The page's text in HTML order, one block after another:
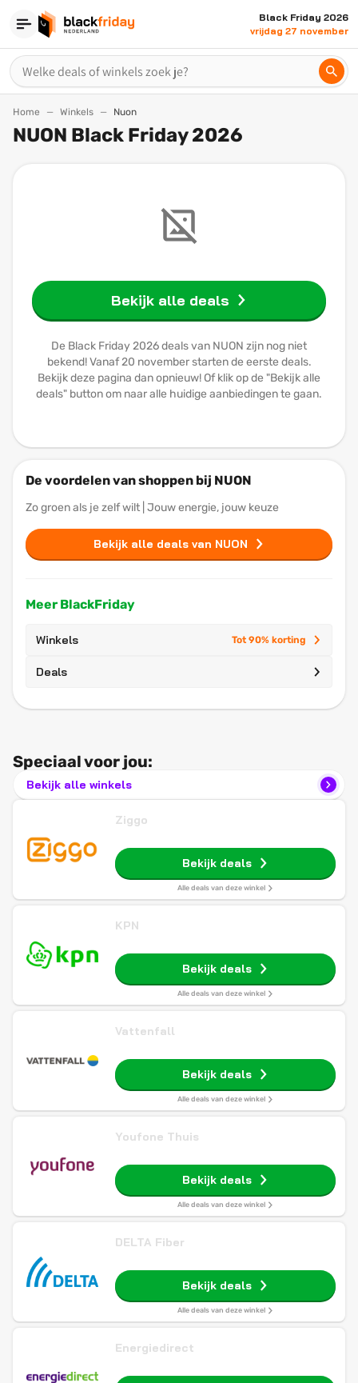
Black Friday 2026
vrijdag 27 november
Home Winkels Nuon
NUON Black Friday 2026
Bekijk alle deals
De Black Friday 2026 deals van NUON zijn nog niet
bekend! Vanaf 20 november starten de eerste deals.
Bekijk deze pagina dan opnieuw! Of klik op de "Bekijk alle
deals" button om naar alle huidige aanbiedingen te gaan.
De voordelen van shoppen bij NUON
Zo groen als je zelf wilt | Jouw energie, jouw keuze
Bekijk alle deals van NUON
Meer BlackFriday
Winkels Tot 90% korting
Deals
Speciaal voor jou:
Bekijk alle winkels
Ziggo
Bekijk deals
Alle deals van deze winkel
KPN
Bekijk deals
Alle deals van deze winkel
Vattenfall
Bekijk deals
Alle deals van deze winkel
Youfone Thuis
Bekijk deals
Alle deals van deze winkel
DELTA Fiber
Bekijk deals
Alle deals van deze winkel
Energiedirect